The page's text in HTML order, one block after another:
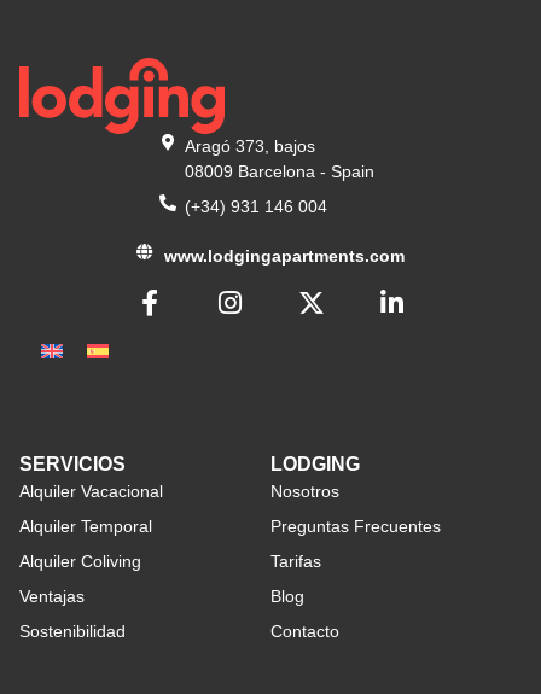
Aragó 373, bajos
08009 Barcelona - Spain
(+34) 931 146 004
www.lodgingapartments.com
SERVICIOS
Alquiler Vacacional
Alquiler Temporal
Alquiler Coliving
Ventajas
Sostenibilidad
LODGING
Nosotros
Preguntas Frecuentes
Tarifas
Blog
Contacto